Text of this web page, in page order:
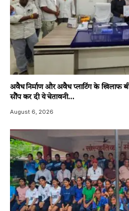
अवैध निर्माण और अवैध प्लाटिंग के खिलाफ
सौंप कर दी ये चेतावनी…
August 6, 2026